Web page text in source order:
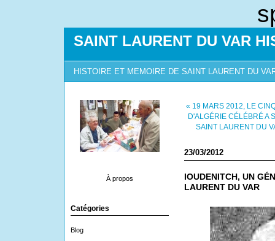
SAINT LAURENT DU VAR
HISTOIRE ET MEMOIRE DE SAINT LAURENT DU
À propos
Catégories
Blog
« 19 MARS 2012, LE
D'ALGÉRIE CÉLÉBRÉ A
SAINT LAURENT DU
23/03/2012
IOUDENITCH, UN
LAURENT DU VAR